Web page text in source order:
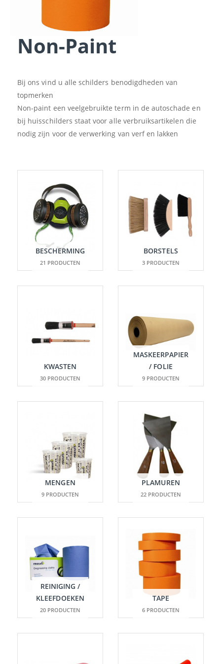
Non-Paint
Bij ons vind u alle schilders benodigdheden van
topmerken
Non-paint een veelgebruikte term in de autoschade en
bij huisschilders staat voor alle verbruiksartikelen die
nodig zijn voor de verwerking van verf en lakken
BESCHERMING
21 PRODUCTEN
BORSTELS
3 PRODUCTEN
KWASTEN
30 PRODUCTEN
MASKEERPAPIER
/ FOLIE
9 PRODUCTEN
MENGEN
9 PRODUCTEN
PLAMUREN
22 PRODUCTEN
REINIGING /
KLEEFDOEKEN
20 PRODUCTEN
TAPE
6 PRODUCTEN